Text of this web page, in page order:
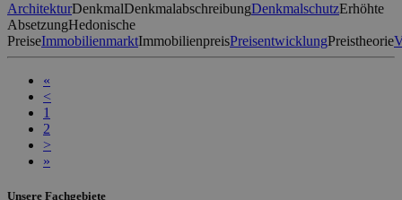
ArchitekturDenkmalDenkmalabschreibungDenkmalschutzErhöhte
AbsetzungHedonische
PreiseImmobilienmarktImmobilienpreisPreisentwicklungPreistheorie
«
<
1
2
>
»
Unsere Fachgebiete